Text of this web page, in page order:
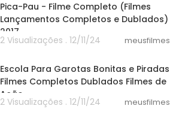
Pica-Pau - Filme Completo (Filmes
Lançamentos Completos e Dublados)
2017
2 Visualizações . 12/11/24 meusfilmes
Escola Para Garotas Bonitas e Piradas
Filmes Completos Dublados Filmes de
Ação
2 Visualizações . 12/11/24 meusfilmes